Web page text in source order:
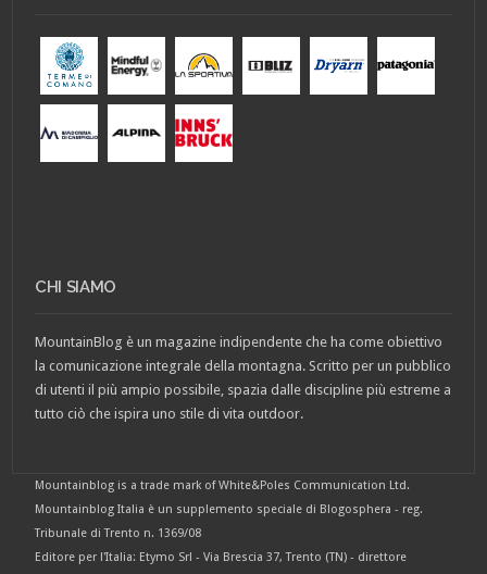
CHI SIAMO
MountainBlog è un magazine indipendente che ha come obiettivo
la comunicazione integrale della montagna. Scritto per un pubblico
di utenti il più ampio possibile, spazia dalle discipline più estreme a
tutto ciò che ispira uno stile di vita outdoor.
Mountainblog is a trade mark of White&Poles Communication Ltd.
Mountainblog Italia è un supplemento speciale di Blogosphera - reg.
Tribunale di Trento n. 1369/08
Editore per l'Italia: Etymo Srl - Via Brescia 37, Trento (TN) - direttore